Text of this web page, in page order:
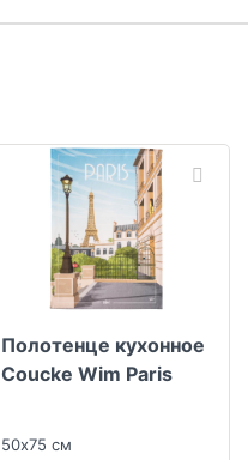
Полотенце кухонное
Coucke Wim Paris
50х75 см